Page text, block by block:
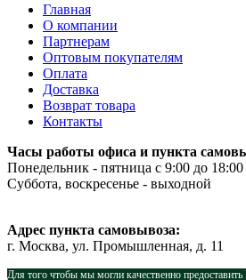
Главная
О компании
Партнерам
Оптовым покупателям
Оплата
Доставка
Возврат товара
Контакты
Часы работы офиса и пункта
Понедельник - пятница с 9:00 до 18:00
Суббота, воскресенье - выходной
Адрес пункта самовывоза:
г. Москва, ул. Промышленная, д. 11
Для того чтобы мы могли качественно